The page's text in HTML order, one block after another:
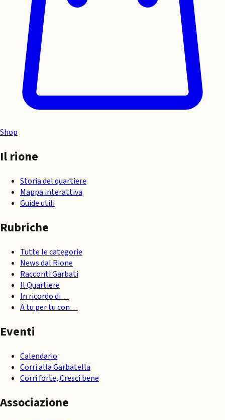
Shop
Il rione
Storia del quartiere
Mappa interattiva
Guide utili
Rubriche
Tutte le categorie
News dal Rione
Racconti Garbati
Il Quartiere
In ricordo di…
A tu per tu con…
Eventi
Calendario
Corri alla Garbatella
Corri forte, Cresci bene
Associazione